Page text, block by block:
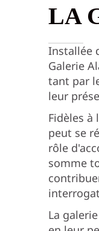
LA
Installée
Galerie
tant par
leur
Fidèles à
peut se
rôle
somme
La